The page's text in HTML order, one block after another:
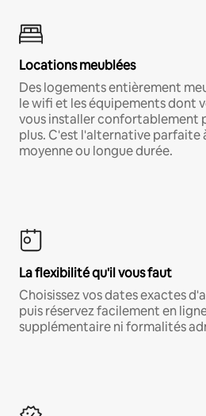
Locations meublées
Des logements entièrement
le wifi et les équipements dont
vous installer confortablement
plus. C'est l'alternative parfaite
moyenne ou longue durée.
La flexibilité qu'il vous faut
Choisissez vos dates exactes
puis réservez facilement en
supplémentaire ni formalités